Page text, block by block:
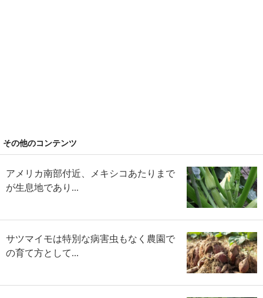
その他のコンテンツ
アメリカ南部付近、メキシコあたりまで
が生息地であり...
サツマイモは特別な病害虫もなく農園で
の育て方として...